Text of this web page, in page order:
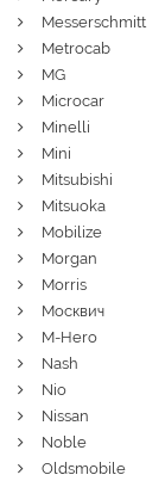
Messerschmitt
Metrocab
MG
Microcar
Minelli
Mini
Mitsubishi
Mitsuoka
Mobilize
Morgan
Morris
Москвич
M-Hero
Nash
Nio
Nissan
Noble
Oldsmobile